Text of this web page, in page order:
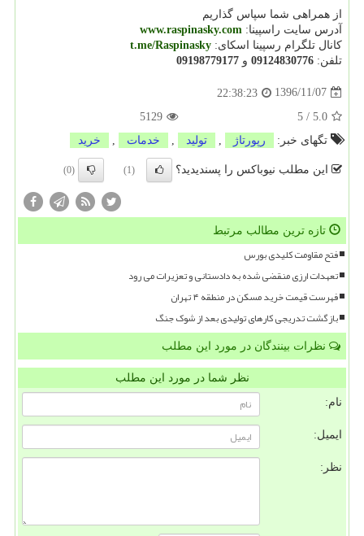
از همراهی شما سپاس گذاریم
آدرس سایت راسپینا: www.raspinasky.com
کانال تلگرام رسپینا اسکای: t.me/Raspinasky
تلفن: 09124830776 و 09198779177
1396/11/07
22:38:23
5.0
/
5
5129
تگهای خبر:
رپورتاژ تولید خدمات خرید
این مطلب نیوباکس را پسندیدید؟ (1)
(0)
تازه ترین مطالب مرتبط
فتح مقاومت کلیدی بورس
تعهدات ارزی منقضی شده به دادستانی و تعزیرات می رود
فهرست قیمت خرید مسکن در منطقه ۴ تهران
بازگشت تدریجی کارهای تولیدی بعد از شوک جنگ
نظرات بینندگان در مورد این مطلب
نظر شما در مورد این مطلب
نام:
ایمیل:
نظر: